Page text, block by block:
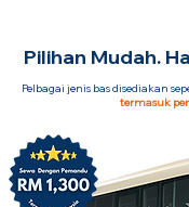
Pilihan Mudah.
Pelbagai jenis bas disediakan
termasuk